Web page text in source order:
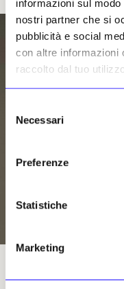
informazioni sul
nostri partner che si
pubblicità e social
con altre informazioni
raccolto dal tuo
delNecessari
Preferenze
Statistiche
Marketing